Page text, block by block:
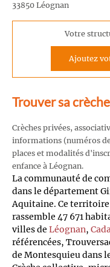
33850 Léognan
Votre
Ajoutez
Trouver sa
Crèches privées,
informations (numéros
places et modalités
enfance à Léognan.
La communauté de
dans le département
Aquitaine. Ce
rassemble 47 671
villes de Léognan,
référencées,
de Montesquieu dans